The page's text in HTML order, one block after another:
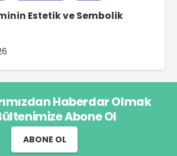
Estetik ve Sembolik
Haberdar Olmak
Abone Ol
ABONE OL